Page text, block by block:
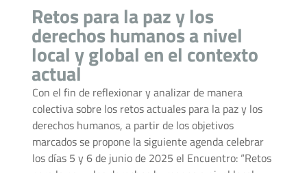
Retos para la paz y los
derechos humanos a nivel
local y global en el contexto
actual
Con el fin de reflexionar y analizar de manera
colectiva sobre los retos actuales para la paz y los
derechos humanos, a partir de los objetivos
marcados se propone la siguiente agenda celebrar
los días 5 y 6 de junio de 2025 el Encuentro: “Retos